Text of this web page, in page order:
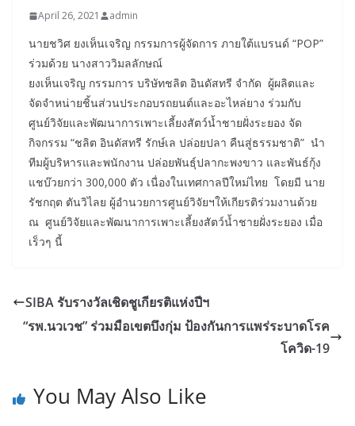
April 26, 2021 admin
นายชวิศ ยงเห็นเจริญ กรรมการผู้จัดการ ภายใต้แบรนด์ “POP”
ร่วมด้วย นางสาววิมลลักษณ์
ยงเห็นเจริญ กรรมการ บริษัทชลิต อินดัสทรี จำกัด ผู้ผลิตและ
จัดจำหน่ายชิ้นส่วนประกอบรถยนต์และอะไหล่ยาง ร่วมกับ
ศูนย์วิจัยและพัฒนาการเพาะเลี้ยงสัตว์น้ำชายฝั่งระยอง จัด
กิจกรรม “ชลิต อินดัสทรี รักษ์เล ปล่อยปลา คืนสู่ธรรมชาติ” นำ
ทีมผู้บริหารและพนักงาน ปล่อยพันธุ์ปลากะพงขาว และพันธ์กุ้ง
แชบ๊วยกว่า 300,000 ตัว เนื่องในเทศกาลปีใหม่ไทย โดยมี นาย
รัชกฤต ตันวิไลย ผู้อำนวยการศูนย์วิจัยฯให้เกียรติร่วมงานด้วย
ณ ศูนย์วิจัยและพัฒนาการเพาะเลี้ยงสัตว์น้ำชายฝั่งระยอง เมื่อ
เร็วๆ นี้
SIBA รับรางวัลเชิดชูเกียรติแห่งปีฯ
“รพ.นวเวช” ร่วมมือเขตบึงกุ่ม ป้องกันการแพร่ระบาดโรค
โควิด-19
You May Also Like